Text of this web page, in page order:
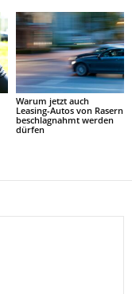
Warum jetzt auch
Leasing-Autos von Rasern
beschlagnahmt werden
dürfen